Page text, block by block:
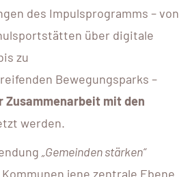
des Impulsprogramms – von
über digitale
zu
Bewegungsparks –
Zusammenarbeit mit den
werden.
„Gemeinden stärken“
jene zentrale Ebene